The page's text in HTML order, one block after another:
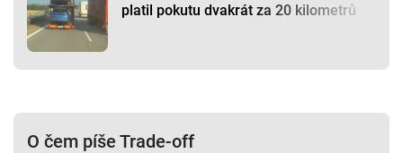
platil pokutu dvakrát za 20 kilometrů
O čem píše Trade-off